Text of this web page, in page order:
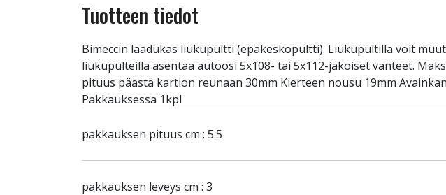
Tuotteen tiedot
Bimeccin laadukas liukupultti (epäkeskopultti). Liukupultilla voit
liukupulteilla asentaa autoosi 5x108- tai 5x112-jakoiset vanteet.
pituus päästä kartion reunaan 30mm Kierteen nousu 19mm
Pakkauksessa 1kpl
pakkauksen pituus cm : 5.5
pakkauksen leveys cm : 3